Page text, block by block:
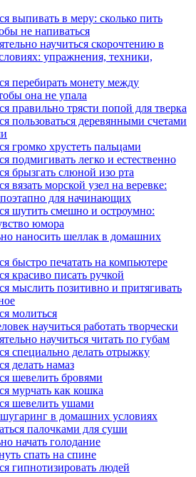
выпивать в меру: сколько пить
не напиваться
научиться скорочтению в
упражнения, техники,
перебирать монету между
она не упала
правильно трясти попой для тверка
пользоваться деревянными счетами
громко хрустеть пальцами
подмигивать легко и естественно
брызгать слюной изо рта
вязать морской узел на веревке:
поэтапно для начинающих
шутить смешно и остроумно:
юмора
наносить шеллак в домашних
быстро печатать на компьютере
красиво писать ручкой
мыслить позитивно и притягивать
молиться
научиться работать творчески
научиться читать по губам
специально делать отрыжку
делать намаз
шевелить бровями
мурчать как кошка
шевелить ушами
шугаринг в домашних условиях
палочками для суши
начать голодание
спать на спине
гипнотизировать людей